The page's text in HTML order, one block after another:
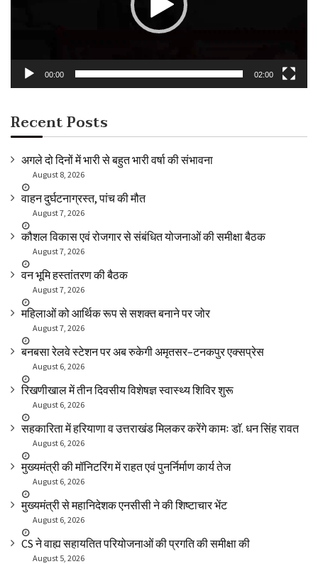
00:00 02:00
Recent Posts
अगले दो दिनों में भारी से बहुत भारी वर्षा की संभावना
August 8, 2026
वाहन दुर्घटनाग्रस्त, पांच की मौत
August 7, 2026
कौशल विकास एवं रोजगार से संबंधित योजनाओं की समीक्षा बैठक
August 7, 2026
वन भूमि हस्तांतरण की बैठक
August 7, 2026
महिलाओं को आर्थिक रूप से सशक्त बनाने पर जोर
August 7, 2026
बनबसा रेलवे स्टेशन पर अब रुकेगी अमृतसर–टनकपुर एक्सप्रेस
August 6, 2026
रिखणीखाल में तीन दिवसीय विशेषज्ञ स्वास्थ्य शिविर शुरू
August 6, 2026
सहकारिता में हरियाणा व उत्तराखंड मिलकर करेंगे कामः डाॅ. धन सिंह रावत
August 6, 2026
मुख्यमंत्री की मॉनिटरिंग में राहत एवं पुनर्निर्माण कार्य तेज
August 6, 2026
मुख्यमंत्री से महानिदेशक एनसीसी ने की शिष्टाचार भेंट
August 6, 2026
CS ने वाह्य सहायतित परियोजनाओं की प्रगति की समीक्षा की
August 5, 2026